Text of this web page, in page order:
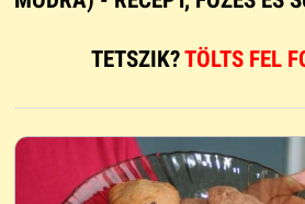
TETSZIK?TÖLTS FEL